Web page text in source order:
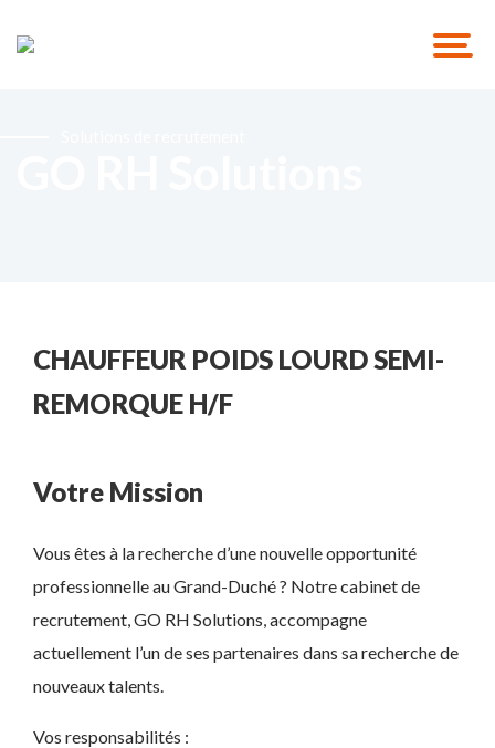
CHAUFFEUR POIDS LOURD SEMI-
REMORQUE H/F
Votre Mission
Vous êtes à la recherche d’une nouvelle opportunité
professionnelle au Grand-Duché ? Notre cabinet de
recrutement, GO RH Solutions, accompagne
actuellement l’un de ses partenaires dans sa recherche de
nouveaux talents.
Vos responsabilités :